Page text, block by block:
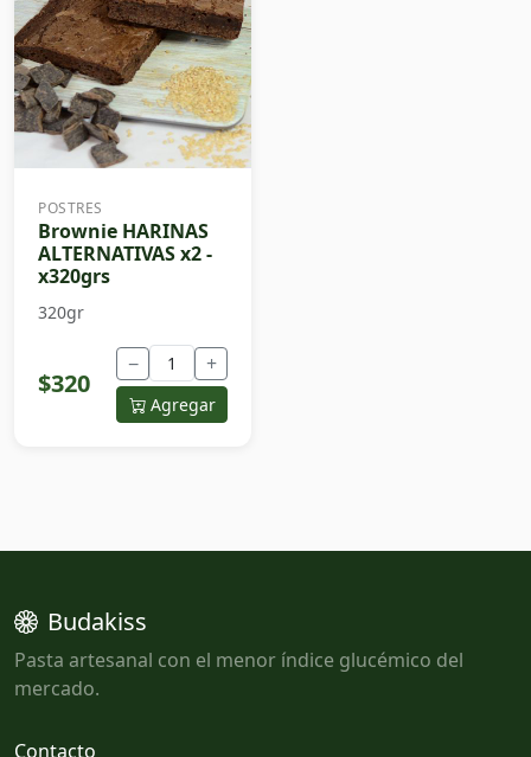
POSTRES
Brownie HARINAS
ALTERNATIVAS x2 -
x320grs
320gr
$320
− +
Agregar
Budakiss
Pasta artesanal con el menor índice glucémico del
mercado.
Contacto